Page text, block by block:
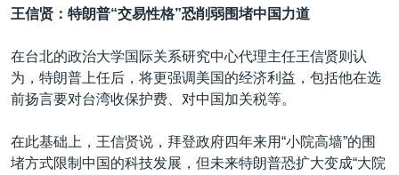
王信贤 ：特朗普“交易性格”恐削弱围堵中国力道
在台北的政治大学国际关系研究中心代理主任王信贤则认
为，特朗普上任后，将更强调美国的经济利益，包括他在选
前扬言要对台湾收保护费、对中国加关税等。
在此基础上，王信贤说，拜登政府四年来用“小院高墙”的围
堵方式限制中国的科技发展，但未来特朗普恐扩大变成“大院